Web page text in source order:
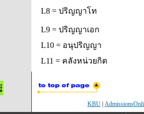
L8 = ปริญญาโท
L9 = ปริญญาเอก
L10 = อนุปริญญา
L11 = คลังหน่วยกิต
KBU